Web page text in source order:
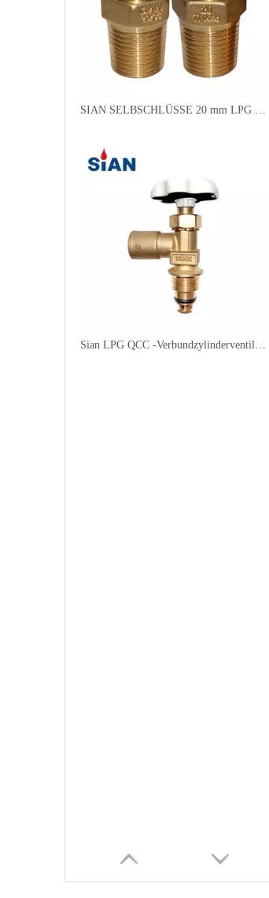
SIAN SELBSCHLÜSSE 20 mm LPG Zylinder Kompaktventil D20
Sian LPG QCC -Verbundzylinderventile mit Diffusionsdüse